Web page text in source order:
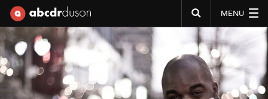
MENU
Abcdr du Son